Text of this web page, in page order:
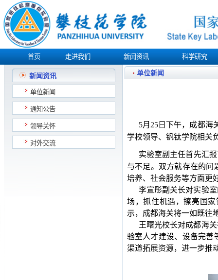
首页 走进我们 新闻资讯 科学研究
新闻资讯
单位新闻
通知公告
领导关怀
对外交流
单位新闻
5月25 日下午，成都海
学校领导、钒钛学院相关
实验室副主任首先汇
与不足。双方就存在的问
培养、社会服务等方面更
李宣彤副关长对实验
场，抓住机遇，擦亮国
示，成都海关将一如既往
王曙光校长对成都海
验室人才建设、设备完善
渠道拓展资源，进一步推